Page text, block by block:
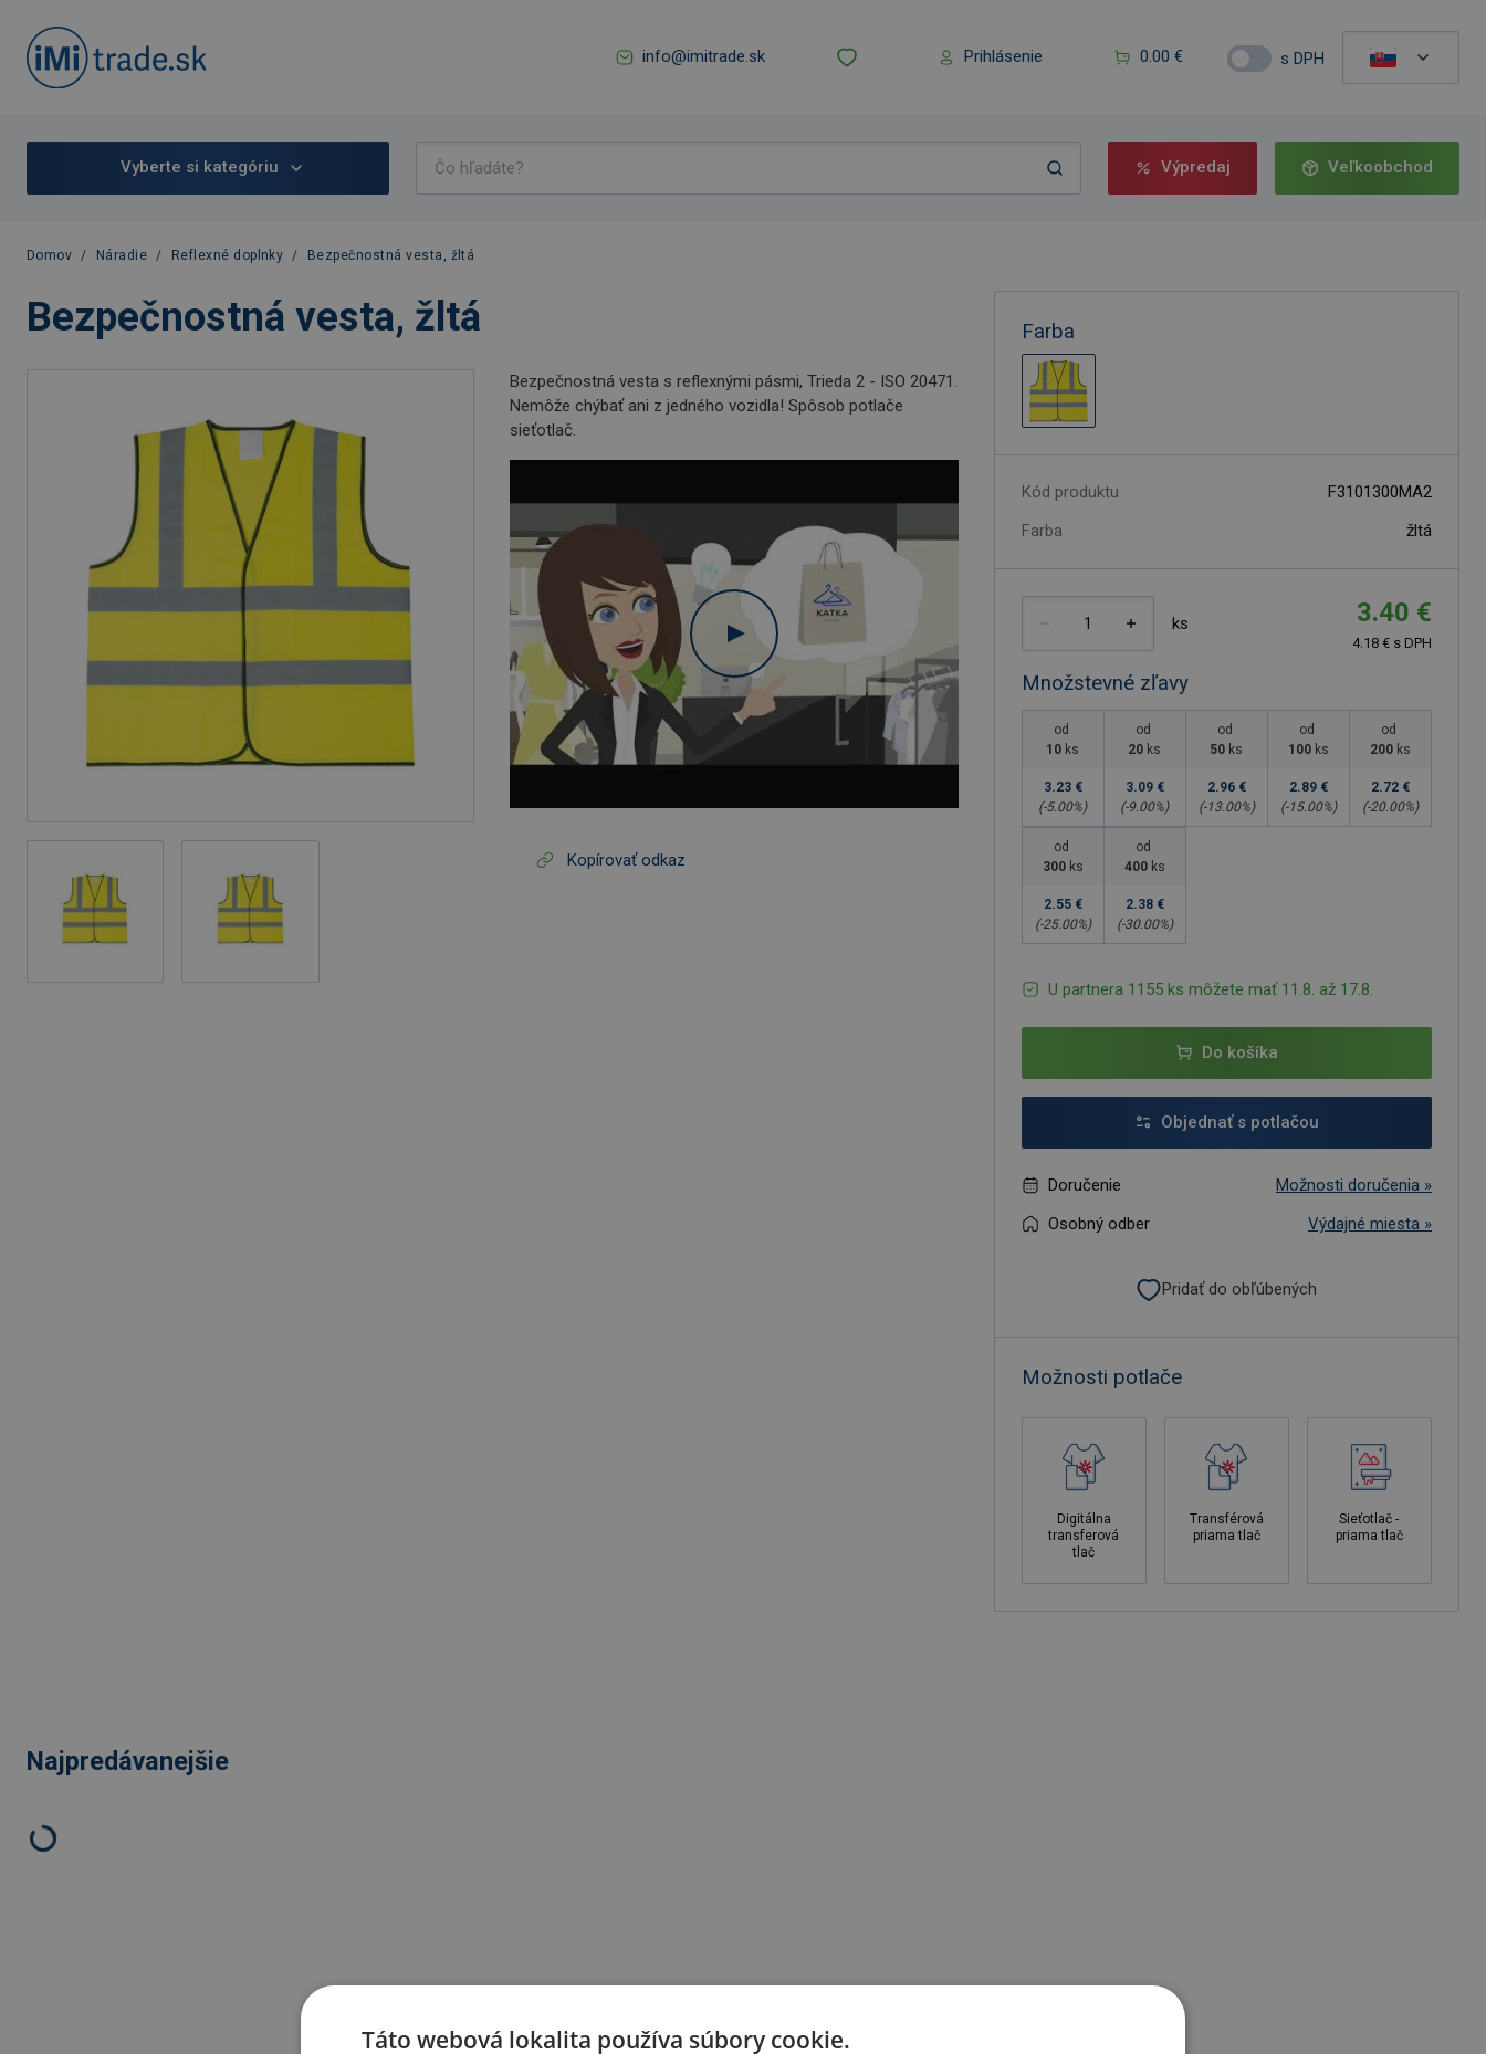
info@imitrade.sk Prihlásenie 0.00 € s DPH
Vyberte si kategóriu Výpredaj Veľkoobchod
Domov / Náradie / Reflexné doplnky / Bezpečnostná vesta, žltá
Bezpečnostná vesta, žltá
Bezpečnostná vesta s reflexnými pásmi, Trieda 2 - ISO 20471.
Nemôže chýbať ani z jedného vozidla! Spôsob potlače
sieťotlač.
Kopírovať odkaz
Farba
Kód produktu
F3101300MA2
Farba
žltá
ks 3.40 €
4.18 € s DPH
Množstevné zľavy
od
10 ks
3.23 €
(-5.00%)
od
20 ks
3.09 €
(-9.00%)
od
50 ks
2.96 €
(-13.00%)
od
100 ks
2.89 €
(-15.00%)
od
200 ks
2.72 €
(-20.00%)
od
300 ks
2.55 €
(-25.00%)
od
400 ks
2.38 €
(-30.00%)
U partnera 1155 ks môžete mať 11.8. až 17.8.
Do košíka
Objednať s potlačou
Doručenie
Možnosti doručenia »
Osobný odber
Výdajné miesta »
Pridať do obľúbených
Možnosti potlače
Digitálna
transferová
tlač
Transférová
priama tlač
Sieťotlač -
priama tlač
Najpredávanejšie
Táto webová lokalita používa súbory cookie.